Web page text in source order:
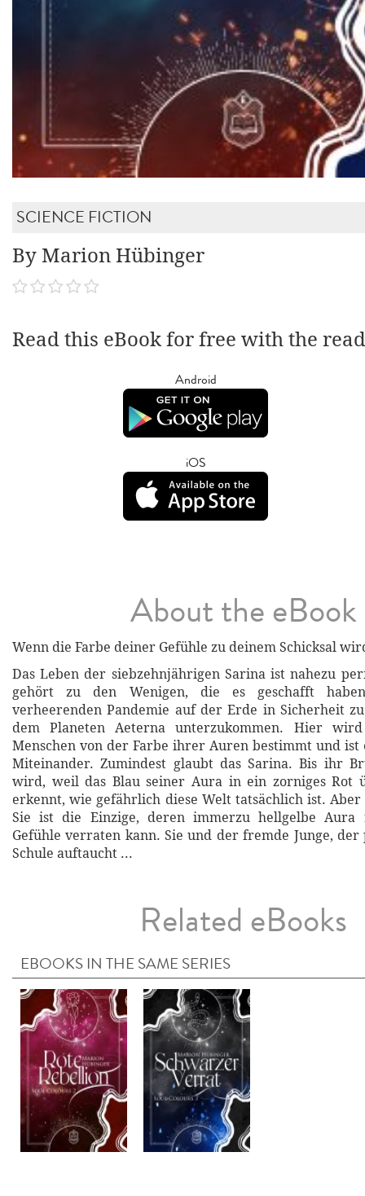
SCIENCE FICTION
By Marion Hübinger
Read this eBook for free with the
Android
iOS
About the eBook
Wenn die Farbe deiner Gefühle zu deinem Schicksal
Das Leben der siebzehnjährigen Sarina ist nahezu
gehört zu den Wenigen, die es geschafft
verheerenden Pandemie auf der Erde in Sicherheit
dem Planeten Aeterna unterzukommen. Hier
Menschen von der Farbe ihrer Auren bestimmt und ist
Miteinander. Zumindest glaubt das Sarina. Bis ihr
wird, weil das Blau seiner Aura in ein zorniges Rot
erkennt, wie gefährlich diese Welt tatsächlich ist. Aber
Sie ist die Einzige, deren immerzu hellgelbe
Gefühle verraten kann. Sie und der fremde Junge,
Schule auftaucht ...
Related eBooks
EBOOKS IN THE SAME SERIES